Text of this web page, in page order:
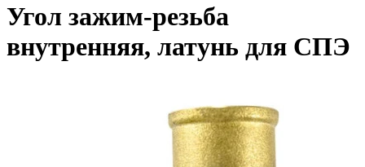
Угол зажим-резьба
внутренняя, латунь для СПЭ